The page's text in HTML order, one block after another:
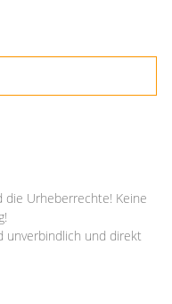
Urheberrechte! Keine
unverbindlich und direkt